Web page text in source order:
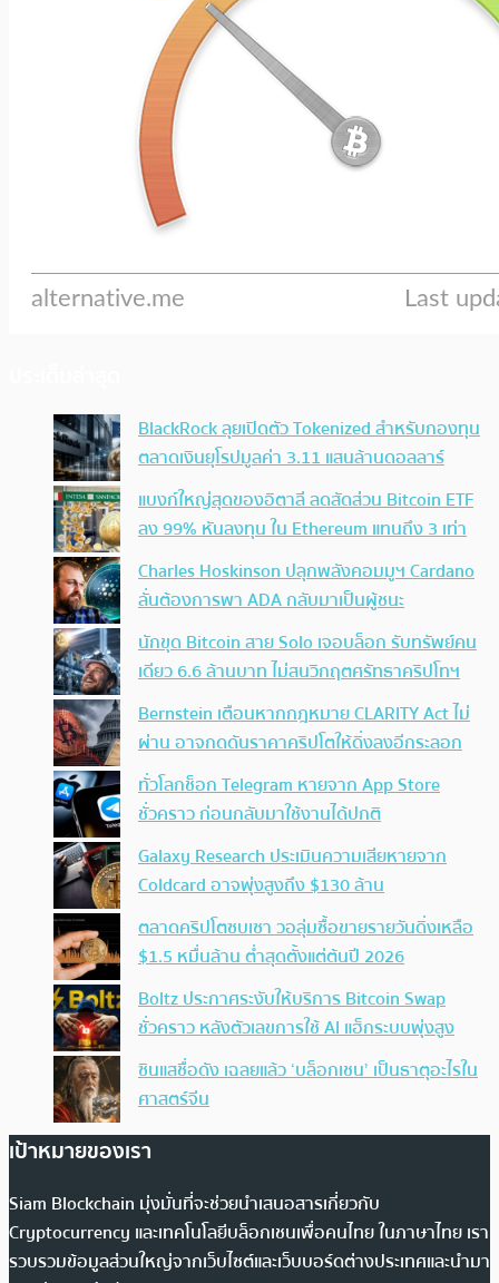
BlackRock ลุยเปิดตัว Tokenized สำหรับกองทุน
ตลาดเงินยุโรปมูลค่า 3.11 แสนล้านดอลลาร์
แบงก์ใหญ่สุดของอิตาลี ลดสัดส่วน Bitcoin ETF
ลง 99% หันลงทุน ใน Ethereum แทนถึง 3 เท่า
Charles Hoskinson ปลุกพลังคอมมูฯ Cardano
ลั่นต้องการพา ADA กลับมาเป็นผู้ชนะ
นักขุด Bitcoin สาย Solo เจอบล็อก รับทรัพย์คน
เดียว 6.6 ล้านบาท ไม่สนวิกฤตศรัทธาคริปโทฯ
Bernstein เตือนหากกฎหมาย CLARITY Act ไม่
ผ่าน อาจกดดันราคาคริปโตให้ดิ่งลงอีกระลอก
ทั่วโลกช็อก Telegram หายจาก App Store
ชั่วคราว ก่อนกลับมาใช้งานได้ปกติ
Galaxy Research ประเมินความเสียหายจาก
Coldcard อาจพุ่งสูงถึง $130 ล้าน
ตลาดคริปโตซบเซา วอลุ่มซื้อขายรายวันดิ่งเหลือ
$1.5 หมื่นล้าน ต่ำสุดตั้งแต่ต้นปี 2026
Boltz ประกาศระงับให้บริการ Bitcoin Swap
ชั่วคราว หลังตัวเลขการใช้ AI แฮ็กระบบพุ่งสูง
ซินแสชื่อดัง เฉลยแล้ว ‘บล็อกเชน’ เป็นธาตุอะไรใน
ศาสตร์จีน
เป้าหมายของเรา
Siam Blockchain มุ่งมั่นที่จะช่วยนำเสนอสารเกี่ยวกับ
Cryptocurrency และเทคโนโลยีบล็อกเชนเพื่อคนไทย ในภาษาไทย เรา
รวบรวมข้อมูลส่วนใหญ่จากเว็บไซต์และเว็บบอร์ดต่างประเทศและนำมา